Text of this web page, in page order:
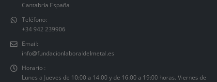
Cantabria España
Teléfono:
+34 942 239906
Email:
info@fundacionlaboraldelmetal.es
Horario :
Lunes a Jueves de 10:00 a 14:00 y de 16:00 a 19:00 horas. Viernes de